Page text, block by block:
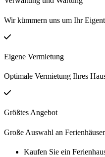
Wir kümmern uns um Ihr
Eigene Vermietung
Optimale Vermietung Ihres
Größtes Angebot
Große Auswahl an
Kaufen Sie ein